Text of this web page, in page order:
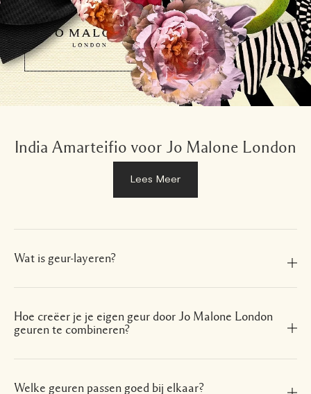
India Amarteifio voor Jo Malone London
Lees Meer
Wat is geur-layeren?
Hoe creëer je je eigen geur door Jo Malone London
geuren te combineren?
Welke geuren passen goed bij elkaar?